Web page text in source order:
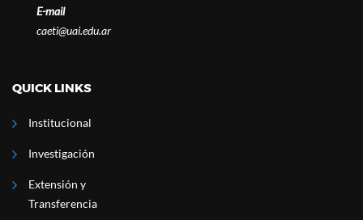
E-mail
caeti@uai.edu.ar
QUICK LINKS
Institucional
Investigación
Extensión y
Transferencia